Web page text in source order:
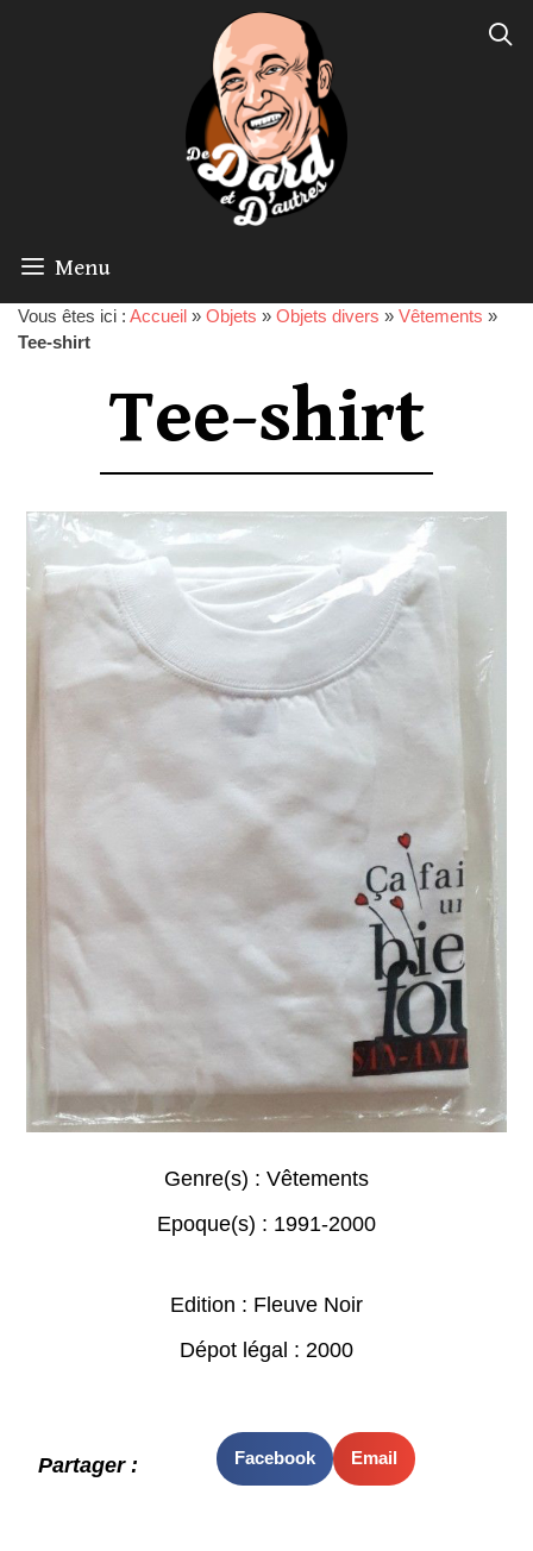
Menu
Vous êtes ici : Accueil » Objets » Objets divers » Vêtements »
Tee-shirt
Tee-shirt
Genre(s) : Vêtements
Epoque(s) : 1991-2000
Edition : Fleuve Noir
Dépot légal : 2000
Partager : Facebook Email